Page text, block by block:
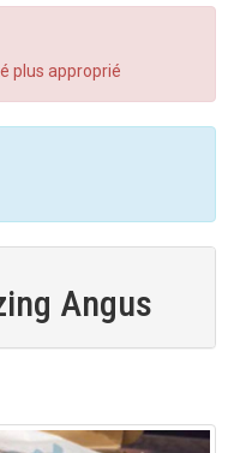
plus approprié
Angus